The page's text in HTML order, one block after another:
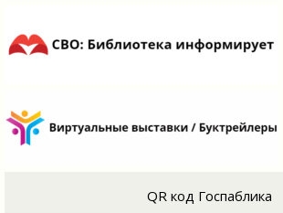
QR код Госпаблика